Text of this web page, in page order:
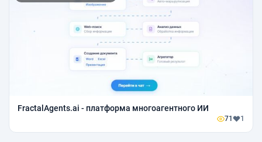
FractalAgents.ai - платформа многоагентного ИИ
71 1